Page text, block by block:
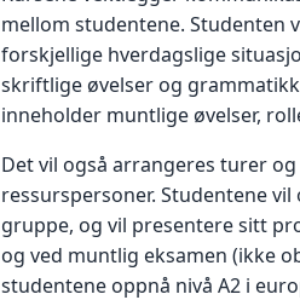
mellom studentene. Studenten
forskjellige hverdagslige
skriftlige øvelser og
inneholder muntlige øvelser,
Det vil også arrangeres turer
ressurspersoner. Studentene
gruppe, og vil presentere sitt
og ved muntlig eksamen (ikke
studentene oppnå nivå A2 i